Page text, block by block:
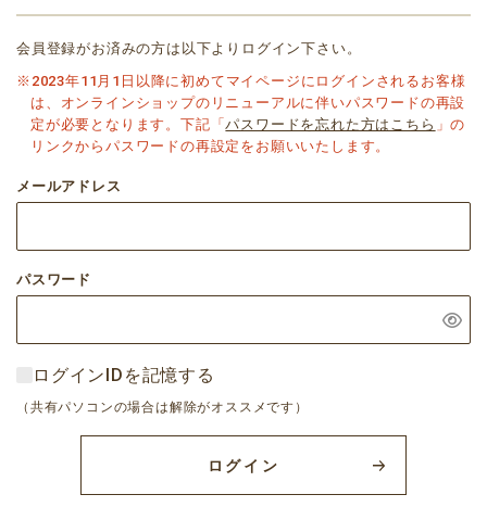
会員登録がお済みの方は以下よりログイン下さい。
※2023年11月1日以降に初めてマイページにログインされるお客様
は、オンラインショップのリニューアルに伴いパスワードの再設
定が必要となります。下記「パスワードを忘れた方はこちら 」の
リンクからパスワードの再設定をお願いいたします。
メールアドレス
パスワード
ログインIDを記憶する
（共有パソコンの場合は解除がオススメです）
ログイン